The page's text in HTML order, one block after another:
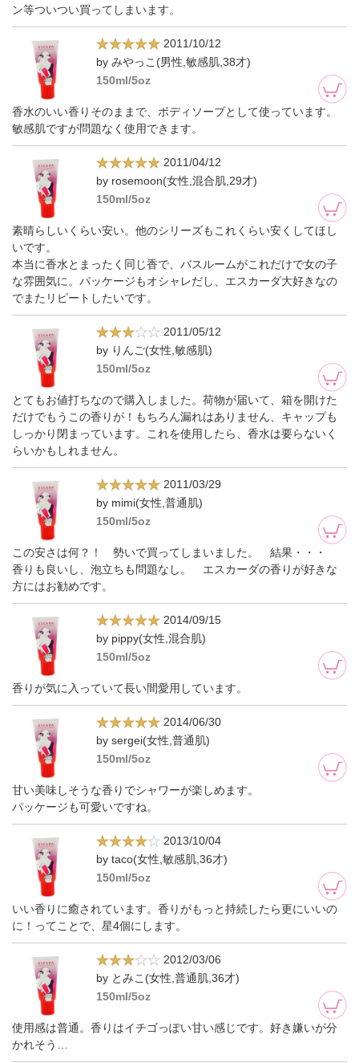
ン等ついつい買ってしまいます。
2011/10/12
by みやっこ(男性,敏感肌,38才)
150ml/5oz
香水のいい香りそのままで、ボディソーブとして使っています。
敏感肌ですが問題なく使用できます。
2011/04/12
by rosemoon(女性,混合肌,29才)
150ml/5oz
素晴らしいくらい安い。他のシリーズもこれくらい安くしてほし
いです。
本当に香水とまったく同じ香で、バスルームがこれだけで女の子
な雰囲気に。パッケージもオシャレだし、エスカーダ大好きなの
でまたリピートしたいです。
2011/05/12
by りんご(女性,敏感肌)
150ml/5oz
とてもお値打ちなので購入しました。荷物が届いて、箱を開けた
だけでもうこの香りが！もちろん漏れはありません、キャップも
しっかり閉まっています。これを使用したら、香水は要らないく
らいかもしれません。
2011/03/29
by mimi(女性,普通肌)
150ml/5oz
この安さは何？！ 勢いで買ってしまいました。 結果・・・
香りも良いし、泡立ちも問題なし。 エスカーダの香りが好きな
方にはお勧めです。
2014/09/15
by pippy(女性,混合肌)
150ml/5oz
香りが気に入っていて長い間愛用しています。
2014/06/30
by sergei(女性,普通肌)
150ml/5oz
甘い美味しそうな香りでシャワーが楽しめます。
パッケージも可愛いですね。
2013/10/04
by taco(女性,敏感肌,36才)
150ml/5oz
いい香りに癒されています。香りがもっと持続したら更にいいの
に！ってことで、星4個にします。
2012/03/06
by とみこ(女性,普通肌,36才)
150ml/5oz
使用感は普通。香りはイチゴっぽい甘い感じです。好き嫌いが分
かれそう…